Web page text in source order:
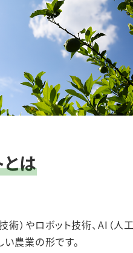
は
）やロボット技術、AI（
農業の形です。